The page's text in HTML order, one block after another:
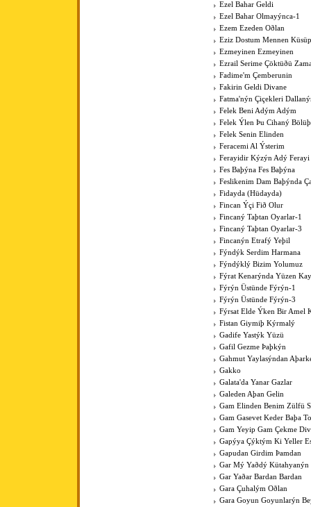
Ezel Bahar Geldi
Ezel Bahar Olmayýnca-1
Ezem Ezeden Oðlan
Eziz Dostum Mennen
Ezmeyinen Ezmeyinen
Ezrail Serime Çöktüðü
Fadime'm Çemberunin
Fakirin Geldi Divane
Fatma'nýn Çiçekleri
Felek Beni Adým Adým
Felek Ýlen Þu Cihaný
Felek Senin Elinden
Feracemi Al Ýsterim
Ferayidir Kýzýn Adý Ferayi
Fes Baþýna Fes Baþýna
Feslikenim Dam Baþýnda
Fidayda (Hüdayda)
Fincan Ýçi Fið Olur
Fincaný Taþtan Oyarlar-1
Fincaný Taþtan Oyarlar-3
Fincanýn Etrafý Yeþil
Fýndýk Serdim Harmana
Fýndýklý Bizim Yolumuz
Fýrat Kenarýnda Yüzen
Fýrýn Üstünde Fýrýn-1
Fýrýn Üstünde Fýrýn-3
Fýrsat Elde Ýken Bir Amel
Fistan Giymiþ Kýrmalý
Gadife Yastýk Yüzü
Gafil Gezme Þaþkýn
Gahmut Yaylasýndan
Gakko
Galata'da Yanar Gazlar
Galeden Aþan Gelin
Gam Elinden Benim Zülfü
Gam Gasevet Keder Baþa
Gam Yeyip Gam Çekme
Gapýya Çýktým Ki Yeller
Gapudan Girdim Þamdan
Gar Mý Yaðdý Kütahyanýn
Gar Yaðar Bardan Bardan
Gara Çuhalým Oðlan
Gara Goyun Goyunlarýn